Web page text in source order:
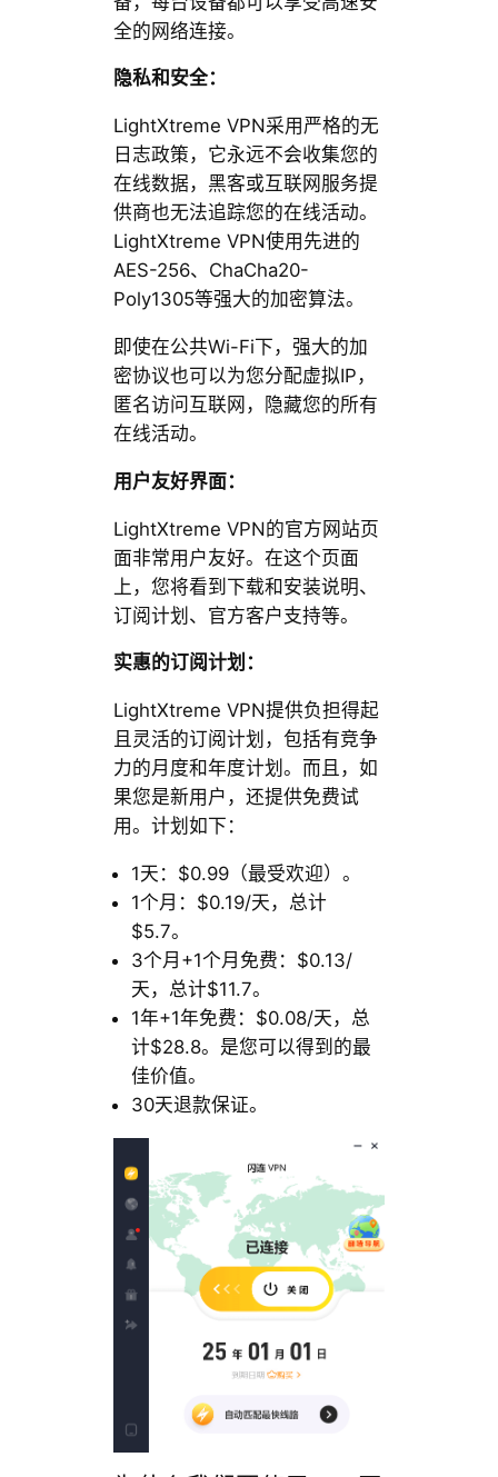
全的网络连接。
隐私和安全：
LightXtreme VPN采用严格的无
日志政策，它永远不会收集您的
在线数据，黑客或互联网服务提
供商也无法追踪您的在线活动。
LightXtreme VPN使用先进的
AES-256、ChaCha20-
Poly1305等强大的加密算法。
即使在公共Wi-Fi下，强大的加
密协议也可以为您分配虚拟IP，
匿名访问互联网，隐藏您的所有
在线活动。
用户友好界面：
LightXtreme VPN的官方网站页
面非常用户友好。在这个页面
上，您将看到下载和安装说明、
订阅计划、官方客户支持等。
实惠的订阅计划：
LightXtreme VPN提供负担得起
且灵活的订阅计划，包括有竞争
力的月度和年度计划。而且，如
果您是新用户，还提供免费试
用。计划如下：
1天：$0.99（最受欢迎）。
1个月：$0.19/天，总计
$5.7。
3个月+1个月免费：$0.13/
天，总计$11.7。
1年+1年免费：$0.08/天，总
计$28.8。是您可以得到的最
佳价值。
30天退款保证。